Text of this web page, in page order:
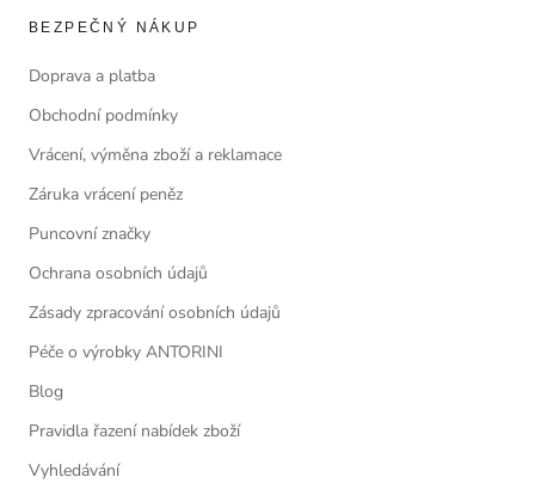
BEZPEČNÝ NÁKUP
Doprava a platba
Obchodní podmínky
Vrácení, výměna zboží a reklamace
Záruka vrácení peněz
Puncovní značky
Ochrana osobních údajů
Zásady zpracování osobních údajů
Péče o výrobky ANTORINI
Blog
Pravidla řazení nabídek zboží
Vyhledávání